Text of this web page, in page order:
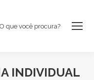
O que você procura?
INDIVIDUAL